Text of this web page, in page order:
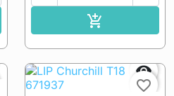


favorite_border